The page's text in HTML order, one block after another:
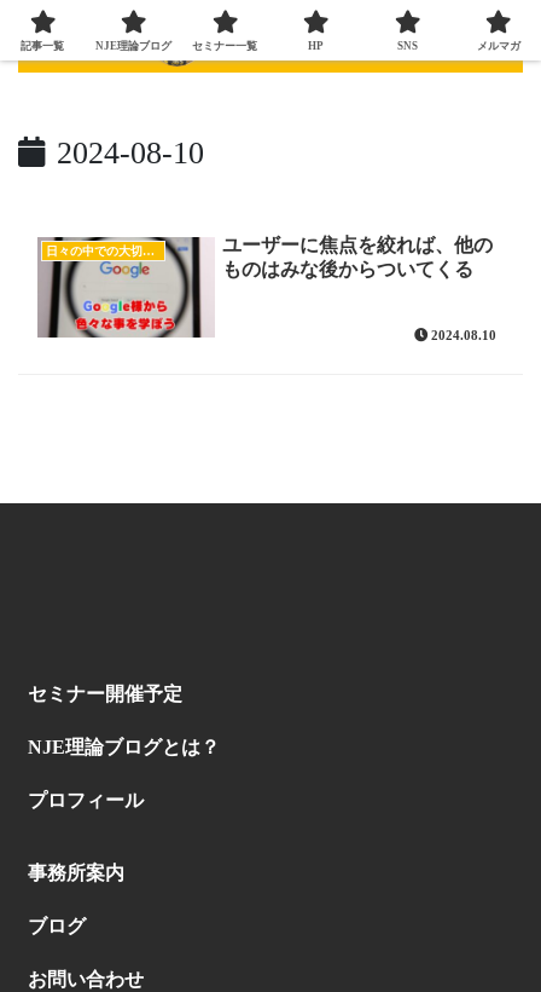
2024-08-10
日々の中での大切な気付き
ユーザーに焦点を絞れば、他の
ものはみな後からついてくる
2024.08.10
セミナー開催予定
NJE理論ブログとは？
プロフィール
事務所案内
ブログ
お問い合わせ
記事一覧 NJE理論ブログ セミナー一覧 HP SNS メルマガ